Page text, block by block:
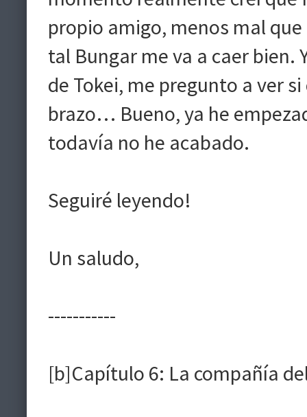
propio amigo, menos mal
tal Bungar me va a caer bien.
de Tokei, me pregunto a ver
brazo… Bueno, ya he
todavía no he acabado.
Seguiré leyendo!
Un saludo,
-----------
[b]Capítulo 6: La compañía